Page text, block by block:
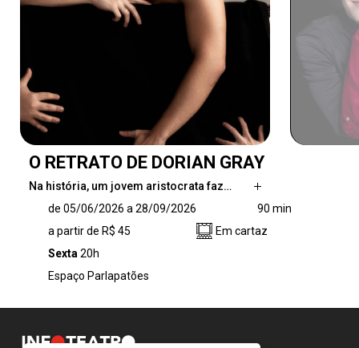
O RETRATO DE DORIAN GRAY
Na história, um jovem aristocrata faz…
pacto no qual troca a sua alma pela
perspectiva de manter intactas suas beleza e
juventude. Eis que então seu retrato passa a
colecionar as marcas de seus atos
de 05/06/2026 a 28/09/2026
90 min
a partir de R$ 45
Em cartaz
Sexta 20h
Espaço Parlapatões